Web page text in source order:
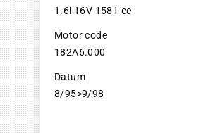
1.6i 16V 1581 cc
Motor code
182A6.000
Datum
8/95>9/98